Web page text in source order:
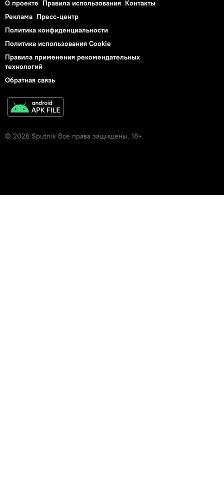
О проекте Правила использования Контакты
Реклама Пресс-центр
Политика конфиденциальности
Политика использования Cookie
Правила применения рекомендательных
технологий
Обратная связь
© 2026 Sputnik Все права защищены. 18+